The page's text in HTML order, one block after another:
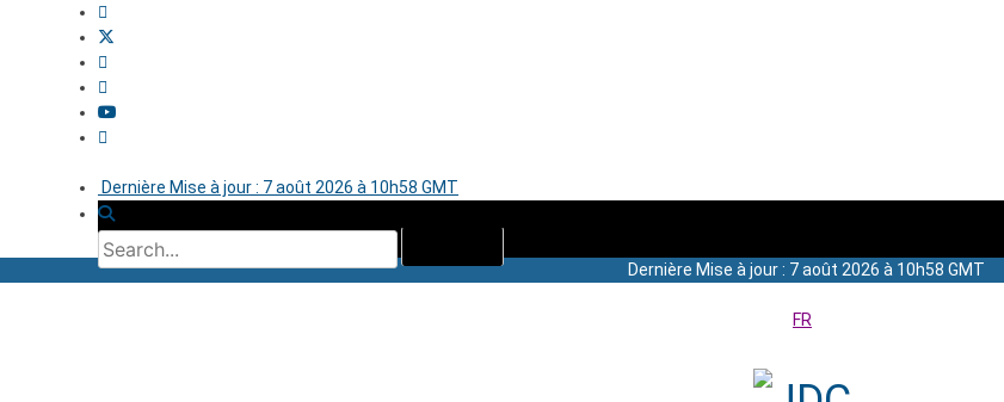
Dernière Mise à jour : 7 août 2026 à 10h58 GMT
Dernière Mise à jour : 7 août 2026 à 10h58 GMT
FR